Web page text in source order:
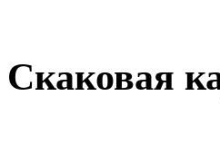
Скаковая